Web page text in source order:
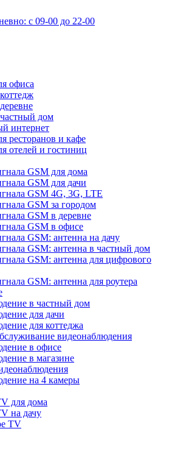
с 09-00 до 22-00
офиса
дом
интернет
ресторанов и кафе
отелей и гостиниц
GSM для дома
GSM для дачи
GSM 4G, 3G, LTE
GSM за городом
GSM в деревне
GSM в офисе
GSM: антенна на дачу
GSM: антенна в частный дом
GSM: антенна для цифрового
GSM: антенна для роутера
в частный дом
для дачи
для коттеджа
видеонаблюдения
в офисе
в магазине
на 4 камеры
для дома
на дачу
TV